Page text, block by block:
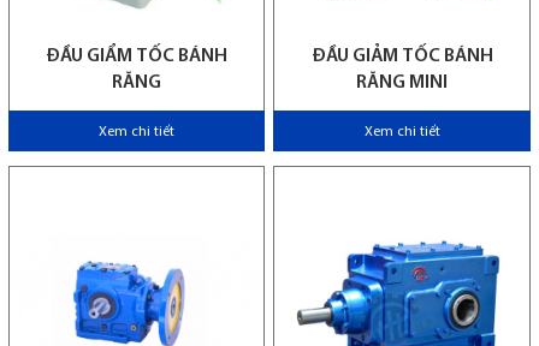
ĐẦU GIẨM TỐC BÁNH
RĂNG
Xem chi tiết
ĐẦU GIẢM TỐC BÁNH
RĂNG MINI
Xem chi tiết